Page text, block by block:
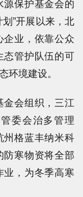
保护基金会的
”开展以来，北
业，依靠公众
态管护队伍的可
环境建设。
金会组织，三江
委会治多管理
格蓝丰纳米科
寒物资将全部
，为冬季高寒